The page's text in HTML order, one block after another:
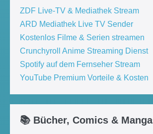
ZDF Live-TV & Mediathek Stream
ARD Mediathek Live TV Sender
Kostenlos Filme & Serien streamen
Crunchyroll Anime Streaming Dienst
Spotify auf dem Fernseher Stream
YouTube Premium Vorteile & Kosten
📚 Bücher, Comics &